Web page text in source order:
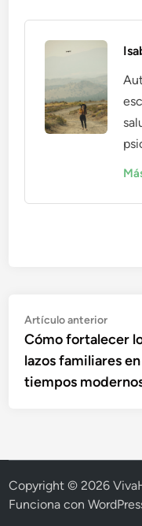
Navegación
de
entradas
Artículo anterior
Cómo fortalecer
lazos familiares en
tiempos
Copyright © 2026
Funciona con